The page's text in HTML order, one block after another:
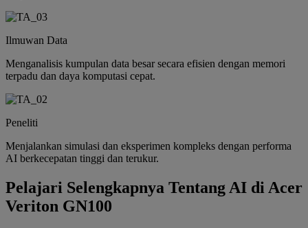
Ilmuwan Data
Menganalisis kumpulan data besar secara efisien dengan memori
terpadu dan daya komputasi cepat.
Peneliti
Menjalankan simulasi dan eksperimen kompleks dengan performa
AI berkecepatan tinggi dan terukur.
Pelajari Selengkapnya Tentang AI di Acer
Veriton GN100